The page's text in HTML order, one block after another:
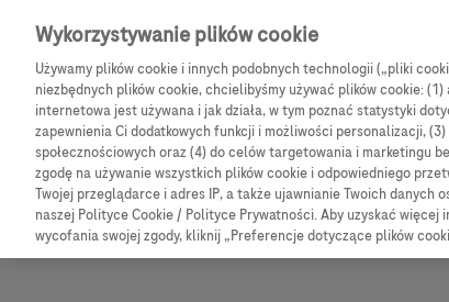
Skip navigation
CGM Produkty
Ścieżka
Strona główna Obsługa i pomoc Często
Wykorzystywanie plików cookie
Używamy plików cookie i innych podobnych technologii („pliki
niezbędnych plików cookie, chcielibyśmy używać plików cookie:
internetowa jest używana i jak działa, w tym poznać statystyki
zapewnienia Ci dodatkowych funkcji i możliwości personalizacji,
społecznościowych oraz (4) do celów targetowania i marketingu
zgodę na używanie wszystkich plików cookie i odpowiedniego
Twojej przeglądarce i adres IP, a także ujawnianie Twoich danych
naszej Polityce Cookie / Polityce Prywatności. Aby uzyskać
wycofania swojej zgody, kliknij „Preferencje dotyczące plików